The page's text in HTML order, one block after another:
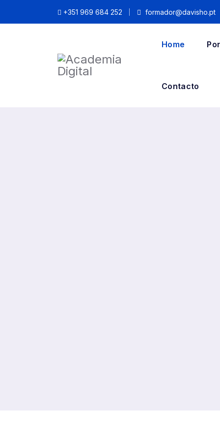
+351 969 684 252 formador@davisho.pt
Home
Contacto